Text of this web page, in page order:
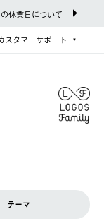
休業日について
スタマーサポート
テーマ